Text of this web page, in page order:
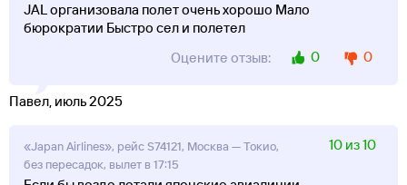
JAL организовала полет очень хорошо Мало
бюрократии Быстро сел и полетел
Оцените отзыв:
0 0
Павел, июль 2025
«Japan Airlines», рейс S74121, Москва — Токио,
без пересадок, вылет в 17:15
10 из 10